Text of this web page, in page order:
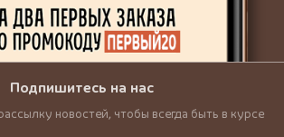
Подпишитесь на нас
новостей, чтобы всегда быть в курсе